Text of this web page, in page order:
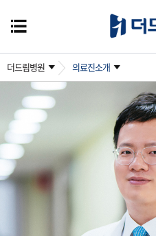
더드림병원 의료진소개